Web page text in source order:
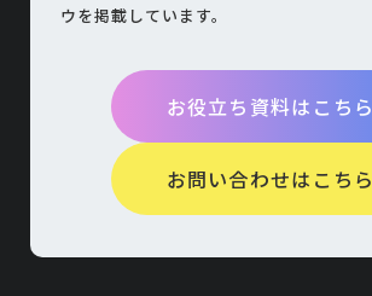
ウを掲載しています。
お役立ち資料はこちら
お問い合わせはこちら